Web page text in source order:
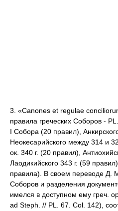
3. «Canones et regulae
правила греческих Соборов -
I Собора (20 правил),
Неокесарийского между 314 и
ок. 340 г. (20 правил),
Лаодикийского 343 г. (59
правила). В своем переводе Д.
Соборов и разделения
имелся в доступном ему греч.
ad Steph. // PL. 67. Col. 142),